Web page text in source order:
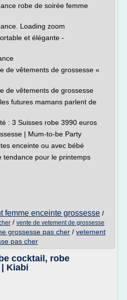
robe de soirée femme
Loading zoom
et élégante -
de vêtements de grossesse «
de vêtements de grossesse
futures mamans parlent de
: 3 Suisses robe 3990 euros
| Mum-to-be Party
enceinte ou avec bébé
tendance pour le printemps
femme enceinte grossesse /
/ vente de vetement de grossesse
grossesse pas cher / vetement
pas cher
cocktail, robe
Kiabi